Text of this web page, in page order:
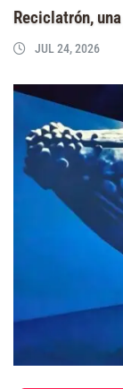
Reciclatrón,
JUL 24, 2026